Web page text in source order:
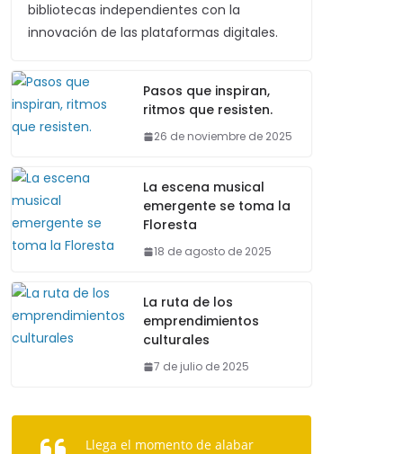
bibliotecas independientes con la
innovación de las plataformas digitales.
Pasos que inspiran,
ritmos que resisten.
26 de noviembre de 2025
La escena musical
emergente se toma la
Floresta
18 de agosto de 2025
La ruta de los
emprendimientos
culturales
7 de julio de 2025
Llega el momento de alabar